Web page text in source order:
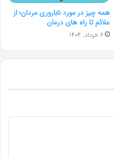
همه چیز در مورد ناباروری مردان؛ از
علائم تا راه های درمان
6 خرداد, 1404